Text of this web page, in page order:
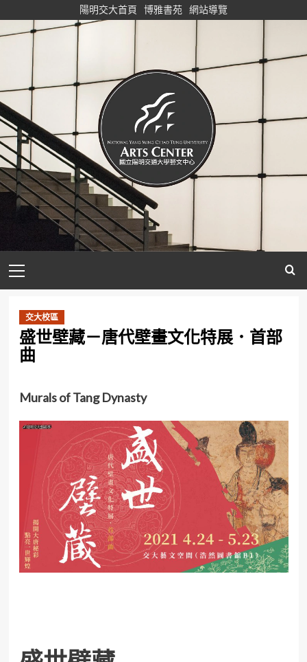
content
陽明交大首頁 博雅書苑 網站導覽
Menu
交大校區
盛世壁藏－唐代壁畫文化特展．首部
曲
Murals of Tang Dynasty